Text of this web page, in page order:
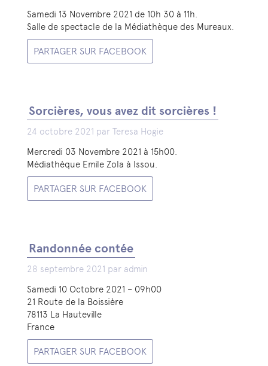
Samedi 13 Novembre 2021 de 10h 30 à 11h.
Salle de spectacle de la Médiathèque des Mureaux.
PARTAGER SUR FACEBOOK
Sorcières, vous avez dit sorcières !
24 octobre 2021 par Teresa Hogie
Mercredi 03 Novembre 2021 à 15h00.
Médiathèque Emile Zola à Issou.
PARTAGER SUR FACEBOOK
Randonnée contée
28 septembre 2021 par admin
Samedi 10 Octobre 2021 – 09h00
21 Route de la Boissière
78113 La Hauteville
France
PARTAGER SUR FACEBOOK